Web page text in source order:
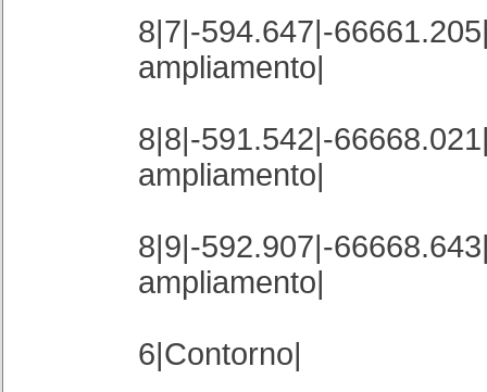
8|7|-594.647|-
ampliamento|
8|8|-591.542|-
ampliamento|
8|9|-592.907|-
ampliamento|
6|Contorno|